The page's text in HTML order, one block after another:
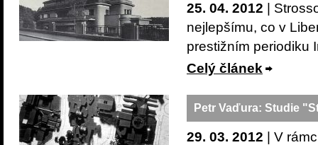
25. 04. 2012 |
nejlepšímu, co v
prestižním periodiku
Celý článek
Petr Vaďura: Studie
29. 03. 2012 | V